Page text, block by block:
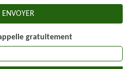
gratuitement